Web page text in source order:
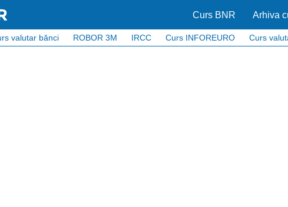
Curs BNR Arhiva
valutar bănci ROBOR 3M IRCC Curs INFOREURO Curs